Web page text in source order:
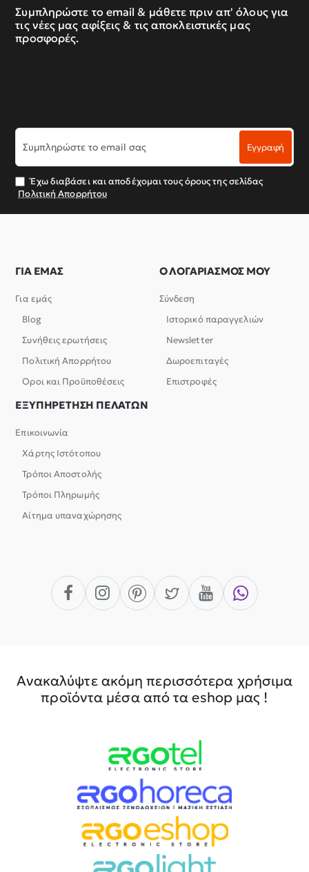
Συμπληρώστε το email & μάθετε πριν απ' όλους για
τις νέες μας αφίξεις & τις αποκλειστικές μας
προσφορές.
Συμπληρώστε
το
email
σας
Εγγραφή
Έχω διαβάσει και αποδέχομαι τους όρους της σελίδας
Πολιτική Απορρήτου
ΓΙΑ ΕΜΑΣ
Για εμάς
Blog
Συνήθεις ερωτήσεις
Πολιτική Απορρήτου
Όροι και Προϋποθέσεις
Ο ΛΟΓΑΡΙΑΣΜΟΣ ΜΟΥ
Σύνδεση
Ιστορικό παραγγελιών
Newsletter
Δωροεπιταγές
Επιστροφές
ΕΞΥΠΗΡΕΤΗΣΗ ΠΕΛΑΤΩΝ
Επικοινωνία
Χάρτης Ιστότοπου
Τρόποι Αποστολής
Τρόποι Πληρωμής
Αίτημα υπαναχώρησης
Ανακαλύψτε ακόμη περισσότερα χρήσιμα
προϊόντα μέσα από τα eshop μας !